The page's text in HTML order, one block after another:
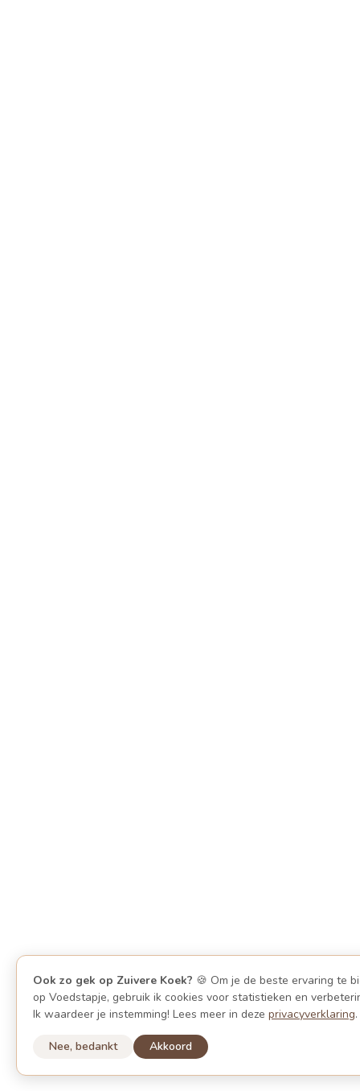
Ook zo gek op Zuivere Koek? 🍪 Om je de beste ervaring te
op Voedstapje, gebruik ik cookies voor statistieken en
Ik waardeer je instemming! Lees meer in deze privacyverklaring.
Nee, bedankt Akkoord